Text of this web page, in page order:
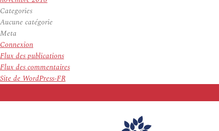
Categories
Aucune catégorie
Meta
Connexion
Flux des publications
Flux des commentaires
Site de WordPress-FR